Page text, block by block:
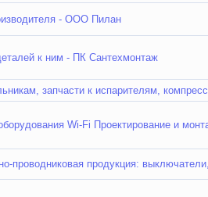
- ООО Пилан
к ним - ПК Сантехмонтаж
запчасти к испарителям,
Wi-Fi Проектирование и
проводниковая продукция: